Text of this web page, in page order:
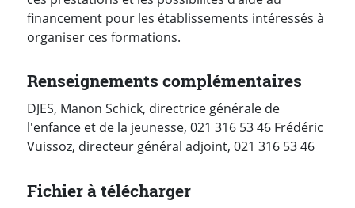
financement pour les établissements intéressés à
organiser ces formations.
Renseignements complémentaires
DJES, Manon Schick, directrice générale de
l'enfance et de la jeunesse, 021 316 53 46 Frédéric
Vuissoz, directeur général adjoint, 021 316 53 46
Fichier à télécharger